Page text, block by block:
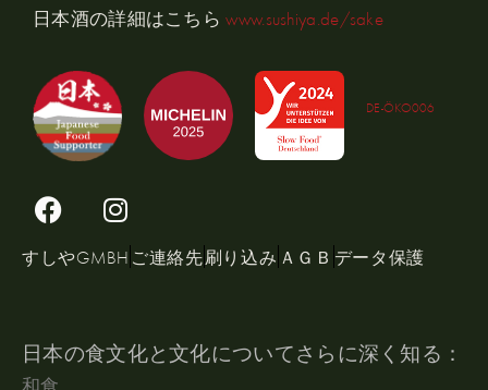
日本酒の詳細はこちらwww.sushiya.de/sake
DE-ÖKO006
すしやGMBH ご連絡先刷り込み ＡＧＢ データ保護
日本の食文化と文化についてさらに深く知る：
和食